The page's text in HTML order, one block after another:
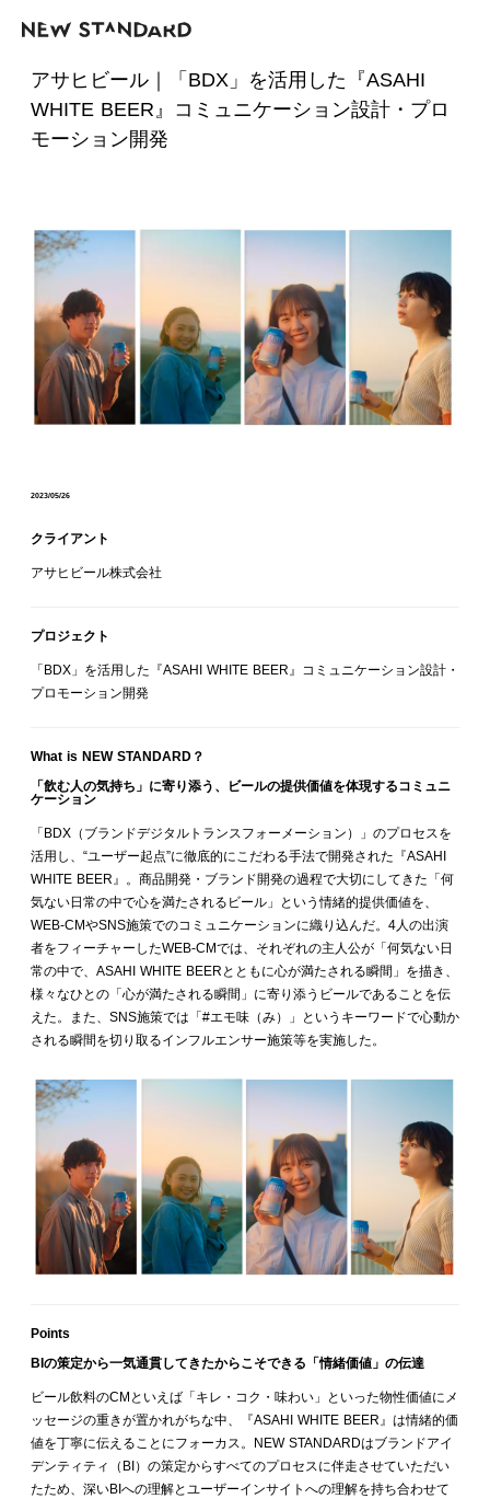
アサヒビール｜「BDX」を活用した『ASAHI
WHITE BEER』コミュニケーション設計・プロ
モーション開発
2023/05/26
クライアント
アサヒビール株式会社
プロジェクト
「BDX」を活用した『ASAHI WHITE BEER』コミュニケーション設計・
プロモーション開発
What is NEW STANDARD？
「飲む人の気持ち」に寄り添う、ビールの提供価値を体現するコミュニ
ケーション
「BDX（ブランドデジタルトランスフォーメーション）」のプロセスを
活用し、“ユーザー起点”に徹底的にこだわる手法で開発された『ASAHI
WHITE BEER』。商品開発・ブランド開発の過程で大切にしてきた「何
気ない日常の中で心を満たされるビール」という情緒的提供価値を、
WEB-CMやSNS施策でのコミュニケーションに織り込んだ。4人の出演
者をフィーチャーしたWEB-CMでは、それぞれの主人公が「何気ない日
常の中で、ASAHI WHITE BEERとともに心が満たされる瞬間」を描き、
様々なひとの「心が満たされる瞬間」に寄り添うビールであることを伝
えた。また、SNS施策では「#エモ味（み）」というキーワードで心動か
される瞬間を切り取るインフルエンサー施策等を実施した。
Points
BIの策定から一気通貫してきたからこそできる「情緒価値」の伝達
ビール飲料のCMといえば「キレ・コク・味わい」といった物性価値にメ
ッセージの重きが置かれがちな中、『ASAHI WHITE BEER』は情緒的価
値を丁寧に伝えることにフォーカス。NEW STANDARDはブランドアイ
デンティティ（BI）の策定からすべてのプロセスに伴走させていただい
たため、深いBIへの理解とユーザーインサイトへの理解を持ち合わせて